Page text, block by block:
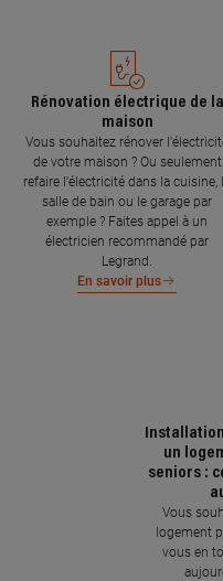
Rénovation électrique de la
maison
Vous souhaitez rénover
de votre maison ? Ou seulement
refaire l'électricité dans la cuisine,
salle de bain ou le garage par
exemple ? Faites appel à un
électricien recommandé par
Legrand.
En savoir plus
un
seniors :
Vous
logement
vous en